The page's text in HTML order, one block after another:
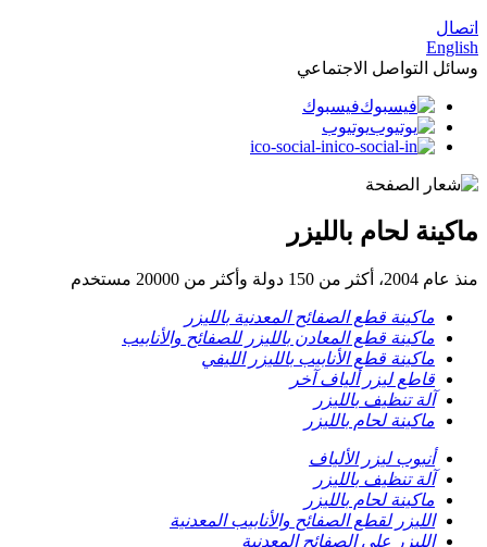
اتصال
English
وسائل التواصل الاجتماعي
فيسبوك
يوتيوب
ico-social-in
ماكينة لحام بالليزر
منذ عام 2004، أكثر من 150 دولة وأكثر من 20000 مستخدم
ماكينة قطع الصفائح المعدنية بالليزر
ماكينة قطع المعادن بالليزر للصفائح والأنابيب
ماكينة قطع الأنابيب بالليزر الليفي
قاطع ليزر ألياف آخر
آلة تنظيف بالليزر
ماكينة لحام بالليزر
أنبوب ليزر الألياف
آلة تنظيف بالليزر
ماكينة لحام بالليزر
الليزر لقطع الصفائح والأنابيب المعدنية
الليزر على الصفائح المعدنية